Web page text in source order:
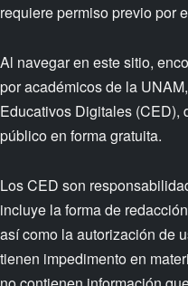
requiere permiso previo por
Al navegar en este sitio,
por académicos de la
Educativos Digitales (CED),
público en forma gratuita.
Los CED son
incluye la forma de
así como la autorización de
tienen impedimento en